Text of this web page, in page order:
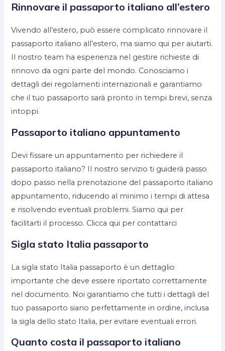
Rinnovare il passaporto italiano all’estero
Vivendo all’estero, può essere complicato rinnovare il
passaporto italiano all’estero, ma siamo qui per aiutarti.
Il nostro team ha esperienza nel gestire richieste di
rinnovo da ogni parte del mondo. Conosciamo i
dettagli dei regolamenti internazionali e garantiamo
che il tuo passaporto sarà pronto in tempi brevi, senza
intoppi.
Passaporto italiano appuntamento
Devi fissare un appuntamento per richiedere il
passaporto italiano? Il nostro servizio ti guiderà passo
dopo passo nella prenotazione del passaporto italiano
appuntamento, riducendo al minimo i tempi di attesa
e risolvendo eventuali problemi. Siamo qui per
facilitarti il processo. Clicca qui per contattarci
Sigla stato Italia passaporto
La sigla stato Italia passaporto è un dettaglio
importante che deve essere riportato correttamente
nel documento. Noi garantiamo che tutti i dettagli del
tuo passaporto siano perfettamente in ordine, inclusa
la sigla dello stato Italia, per evitare eventuali errori.
Quanto costa il passaporto italiano